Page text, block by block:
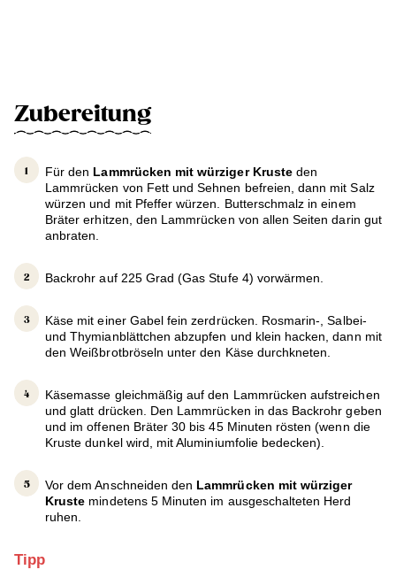
Zubereitung
Für den Lammrücken mit würziger Krusteden
Lammrücken von Fett und Sehnen befreien, dann mit Salz
würzen und mit Pfeffer würzen. Butterschmalz in einem
Bräter erhitzen, den Lammrücken von allen Seiten darin gut
anbraten.
Backrohr auf 225 Grad (Gas Stufe 4) vorwärmen.
Käse mit einer Gabel fein zerdrücken. Rosmarin-, Salbei-
und Thymianblättchen abzupfen und klein hacken, dann mit
den Weißbrotbröseln unter den Käse durchkneten.
Käsemasse gleichmäßig auf den Lammrücken aufstreichen
und glatt drücken. Den Lammrücken in das Backrohr geben
und im offenen Bräter 30 bis 45 Minuten rösten (wenn die
Kruste dunkel wird, mit Aluminiumfolie bedecken).
Vor dem Anschneiden den Lammrücken mit würziger
Kruste mindetens 5 Minuten im ausgeschalteten Herd
ruhen.
Tipp